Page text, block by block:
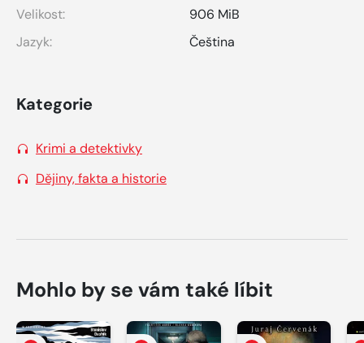
Velikost:
906 MiB
Jazyk:
Čeština
Kategorie
Krimi a detektivky
Dějiny, fakta a historie
Mohlo by se vám také líbit